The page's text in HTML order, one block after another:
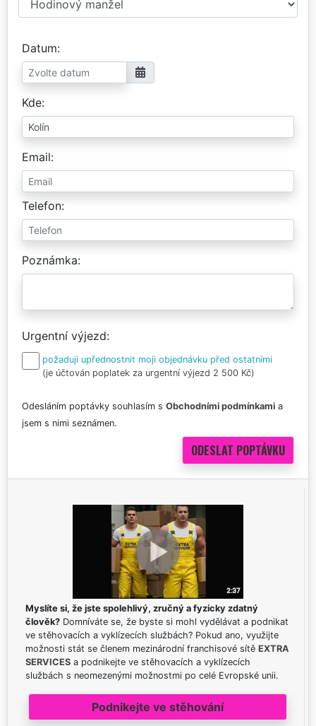
Datum
Kde
Email
Telefon
Poznámka
Urgentní výjezd
požaduji upřednostnit moji objednávku před ostatními
(je účtován poplatek za urgentní výjezd 2 500 Kč)
Odesláním poptávky souhlasím s Obchodními podmínkami a
jsem s nimi seznámen.
Myslíte si, že jste spolehlivý, zručný a fyzicky zdatný
člověk? Domníváte se, že byste si mohl vydělávat a podnikat
ve stěhovacích a vyklízecích službách? Pokud ano, využijte
možnosti stát se členem mezinárodní franchisové sítě EXTRA
SERVICES a podnikejte ve stěhovacích a vyklízecích
službách s neomezenými možnostmi po celé Evropské unii.
Podnikejte ve stěhování